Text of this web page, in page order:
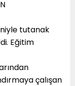
tutanak
Eğitim
çalışan